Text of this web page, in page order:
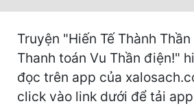
Hài Hước
Hệ Thống
Khoa Huyễn
Truyện "Hiến Tế Thành
Thanh toán Vu Thần điện!"
đọc trên app của
click vào link dưới để tải